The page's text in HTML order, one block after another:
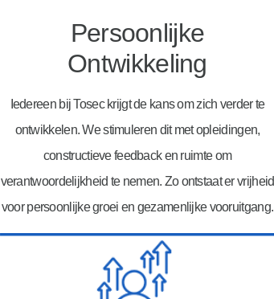
Persoonlijke
Ontwikkeling
Iedereen bij Tosec krijgt de kans om zich verder te
ontwikkelen. We stimuleren dit met opleidingen,
constructieve feedback en ruimte om
verantwoordelijkheid te nemen. Zo ontstaat er vrijheid
voor persoonlijke groei en gezamenlijke vooruitgang.